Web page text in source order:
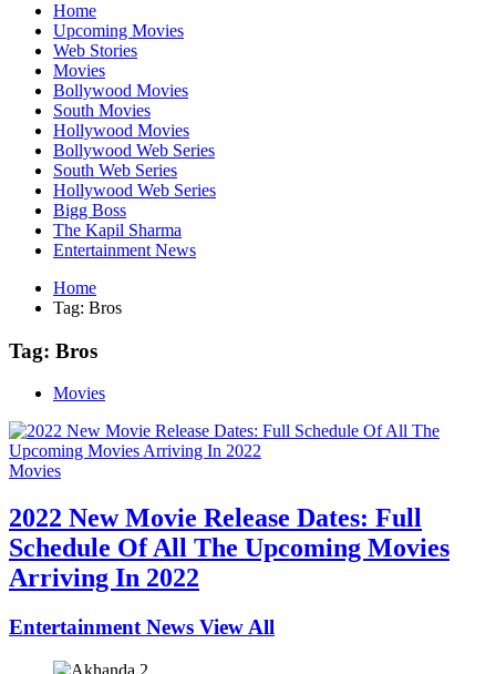
Home
Upcoming Movies
Web Stories
Movies
Bollywood Movies
South Movies
Hollywood Movies
Bollywood Web Series
South Web Series
Hollywood Web Series
Bigg Boss
The Kapil Sharma
Entertainment News
Home
Tag: Bros
Tag: Bros
Movies
Movies
2022 New Movie Release Dates: Full
Schedule Of All The Upcoming Movies
Arriving In 2022
Entertainment News View All